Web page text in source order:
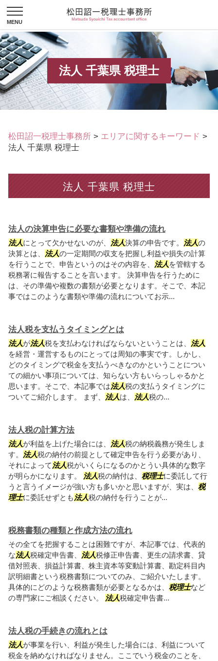
法人 千葉県 税理士
松田詔一税理士事務所 > エリアに関するキーワード >
法人 千葉県 税理士
法人 千葉県 税理士
法人の決算申告に必要な書類や準備の流れ
法人にとって欠かせないのが、 法人決算の申告です。 法人の
決算とは、 法人の一定期間の収支を把握し利益や損失の計算
を行うことで、申告というのはその内容を、 法人を管轄する
税務署に報告することを言います。 決算申告を行うために
は、その準備や複数の書類が必要となります。そこで、本記
事ではこのような書類や準備の流れについてお示...
法人税を支払うタイミングとは
法人が法人税を支払わなければならないということは、
法人
を経営・運営するものにとっては周知の事実です。しかし、
どのタイミングで税金を支払うべきなのかということについ
ての細かい事項については、知らない方もいらっしゃるかと
思います。そこで、本記事では法人税の支払うタイミングに
ついてご紹介します。 まず、
法人は、 法人税の...
法人税の計算方法
法人が利益を上げた場合には、 法人税の納税義務が発生しま
す。
法人税の納付の前提として確定申告を行う必要があり、
それによって 法人税がいくらになるのかとうい具体的な数字
が明らかになります。
法人税の納付は、 税理士に委託して行
うと言うイメージが強い方も多いかと思いますが、実は、 税
理士に委託せずとも 法人税の納付を行うことが...
税務書類の種類と作成方法の流れ
その全てを把握することは困難ですが、本記事では、代表的
な法人税確定申告書、 法人税修正申告書、更生の請求書、貸
借対照表、損益計算書、株主資本等変動計算書、勘定科目内
訳明細書という税務書類についてのみ、ご紹介いたします。
具体的にどのような税務書類が必要となるかは、 税理士など
の専門家にご相談ください。
法人税確定申告書...
法人税の手続きの流れとは
法人が事業を行い、利益が発生した場合には、利益について
税金を納めなければなりません。ここでいう税金のことを、